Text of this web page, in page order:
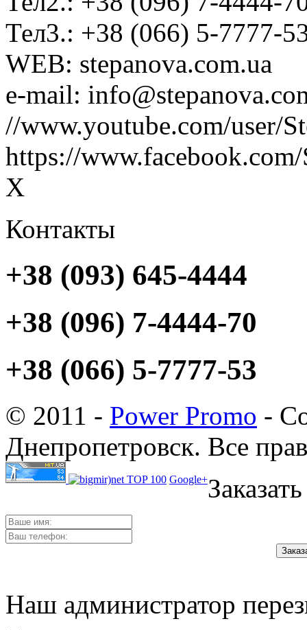
Тел3.: +38 (066) 5-7777-
WEB: stepanova.com.ua
e-mail:
//www.youtube.com/user/
https://
X
Контакты
+38 (093) 645-4444
+38 (096) 7-4444-70
+38 (066) 5-7777-53
© 2011 - Power Promo -
Днепропетровск. Все
Google+
Наш администратор